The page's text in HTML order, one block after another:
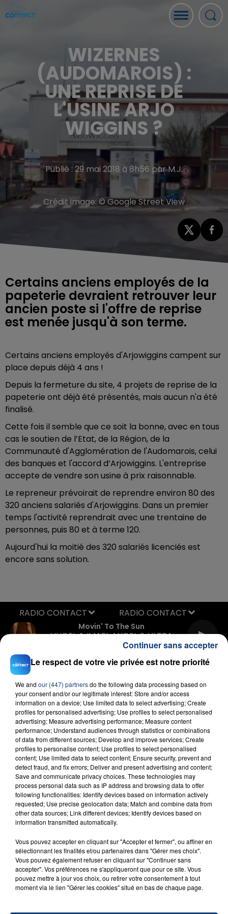
WIZERNES
(AUDOMAROIS) :
UNE REPRISE DE
L'USINE ARJO
WIGGINS ?
Publié : 29 mai 2018 à 8h56 par M.J.
Crédit image: © Google Street View
Certains anciens employés de la
papeterie devraient retrouver leur
ancien poste si l'offre de reprise
est menée jusqu'à son terme.
Certains anciens employés d'Arjowiggins campent sur
place depuis déjà 4 ans !
Depuis la fermeture du site, 4 projets de reprise de la
papeterie ont déjà été présentés, mais aucun n'a été
finalisé.
Cette fois il semble que ce soit la bonne, avec en tous
cas le soutien de l’Etat, de la Région, de la
Communauté d'Agglomération de l'Audomarois, celui
des banques et l'accord d’Arjowiggins. L'entreprise
accepte de vendre son usine à prix raisonnable.
Le repreneur prévoirait de reprendre environ 80 des
320 anciens salariés d'Arjowiggins. Dans un premier
temps l'activité reprendrait avec une trentaine de
personnes, puis 80 et à terme 120.
Aujourd'hui la moitié des 320 salariés licenciés est
encore sans solution.
Movin' To The Sun
HUGEL & IMAEL ANGEL & ULTRA
RADIO CONTACT
FIL D'ACTU
INCENDIE MORTEL À LENS : UNE FEMME ET
SON BÉBÉ ENTRE LA VIE ET LA...
Un homme s'est immolé par le feu après avoir
aspergé sa compagne et leur bébé de trois mois
d'un liquide inflammable.
Le respect de votre vie privée est notre priorité
We and our (447) partnersdo the following data processing based on
your consent and/or our legitimate interest: Store and/or access
information on a device; Use limited data to select advertising; Create
profiles for personalised advertising; Use profiles to select personalised
advertising; Measure advertising performance; Measure content
performance; Understand audiences through statistics or combinations
of data from different sources; Develop and improve services; Create
profiles to personalise content; Use profiles to select personalised
content; Use limited data to select content; Ensure security, prevent and
detect fraud, and fix errors; Deliver and present advertising and content;
Save and communicate privacy choices. These technologies may
process personal data such as IP address and browsing data to offer
following functionalities: Identify devices based on information actively
requested; Use precise geolocation data; Match and combine data from
other data sources; Link different devices; Identify devices based on
information transmitted automatically.
Vous pouvez accepter en cliquant sur "Accepter et fermer", ou affiner en
sélectionnant les finalités et/ou partenaires dans "Gérer mes choix".
Vous pouvez également refuser en cliquant sur "Continuer sans
accepter". Vos préférences ne s'appliqueront que pour ce site. Vous
pouvez mettre à jour vos choix, ou retirer votre consentement à tout
moment via le lien "Gérer les cookies" situé en bas de chaque page.
Continuer sans accepter